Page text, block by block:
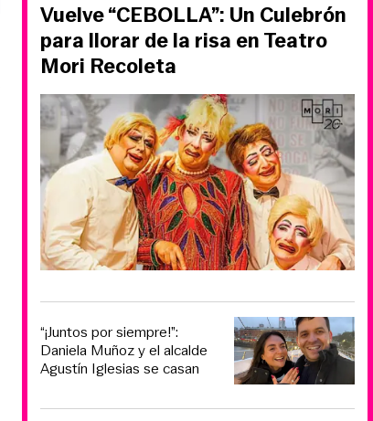
Vuelve “CEBOLLA”: Un Culebrón
para llorar de la risa en Teatro
Mori Recoleta
“¡Juntos por siempre!”:
Daniela Muñoz y el alcalde
Agustín Iglesias se casan